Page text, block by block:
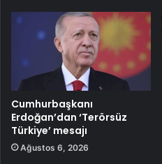
Cumhurbaşkanı
Erdoğan’dan ‘Terörsüz
Türkiye’ mesajı
Ağustos 6, 2026